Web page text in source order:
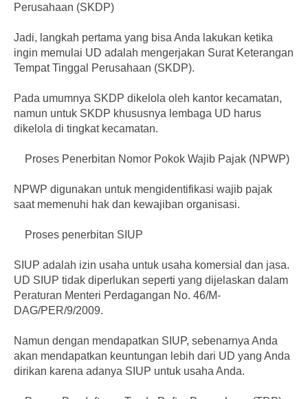
Perusahaan (SKDP)
Jadi, langkah pertama yang bisa Anda lakukan ketika
ingin memulai UD adalah mengerjakan Surat Keterangan
Tempat Tinggal Perusahaan (SKDP).
Pada umumnya SKDP dikelola oleh kantor kecamatan,
namun untuk SKDP khususnya lembaga UD harus
dikelola di tingkat kecamatan.
Proses Penerbitan Nomor Pokok Wajib Pajak (NPWP)
NPWP digunakan untuk mengidentifikasi wajib pajak
saat memenuhi hak dan kewajiban organisasi.
Proses penerbitan SIUP
SIUP adalah izin usaha untuk usaha komersial dan jasa.
UD SIUP tidak diperlukan seperti yang dijelaskan dalam
Peraturan Menteri Perdagangan No. 46/M-
DAG/PER/9/2009.
Namun dengan mendapatkan SIUP, sebenarnya Anda
akan mendapatkan keuntungan lebih dari UD yang Anda
dirikan karena adanya SIUP untuk usaha Anda.